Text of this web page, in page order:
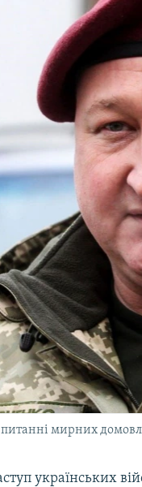
мирних
українських